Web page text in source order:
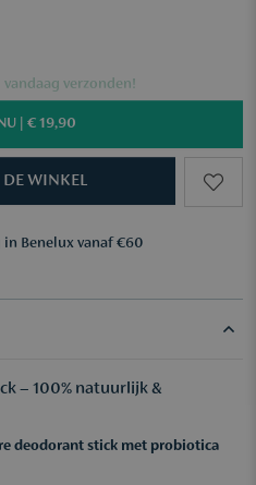
vandaag verzonden!
| € 19,90
DE WINKEL
in Benelux vanaf €60
– 100% natuurlijk &
deodorant stick met probiotica